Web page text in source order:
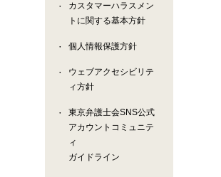
カスタマーハラスメン
トに関する基本方針
個人情報保護方針
ウェブアクセシビリテ
ィ方針
東京弁護士会SNS公式
アカウントコミュニテ
ィ
ガイドライン